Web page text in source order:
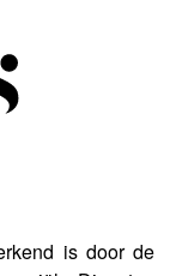
is door de